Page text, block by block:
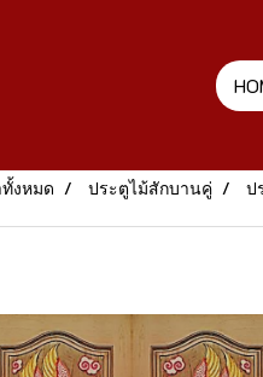
งหมด ประตูไม้สักบานคู่ ป